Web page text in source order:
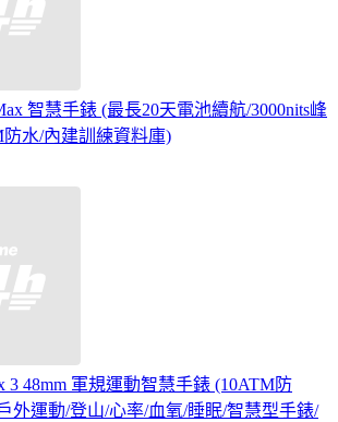
智慧手錶 (最長20天電池續航/3000nits峰
水/內建訓練資料庫)
3 48mm 軍規運動智慧手錶 (10ATM防
外運動/登山/心率/血氧/睡眠/智慧型手錶/